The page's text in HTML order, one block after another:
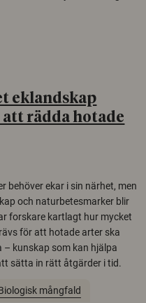
eklandskap
att rädda hotade
behöver ekar i sin närhet, men
och naturbetesmarker blir
forskare kartlagt hur mycket
för att hotade arter ska
– kunskap som kan hjälpa
sätta in rätt åtgärder i tid.
mångfald